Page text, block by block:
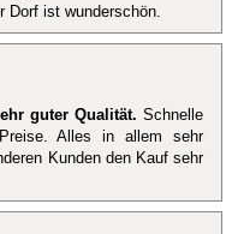
Dorf ist wunderschön.
guter Qualität. Schnelle
Alles in allem sehr
Kunden den Kauf sehr